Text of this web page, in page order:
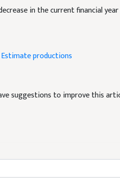
in the current financial year
Estimate productions
suggestions to improve this